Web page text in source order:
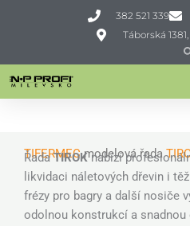
382 521 339
Táborská
TIFERMEC modelová řada T
ŘadaTIROKnabízí
likvidaci náletových dřevin i
frézy pro bagry a další nosiče
odolnou konstrukcí a